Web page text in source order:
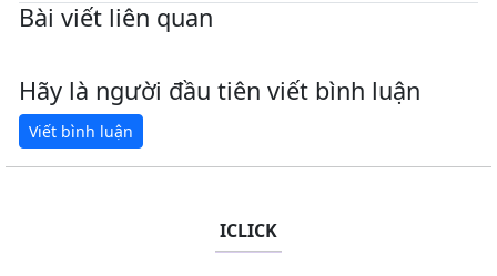
Bài viết liên quan
Hãy là người đầu tiên viết bình luận
ICLICK